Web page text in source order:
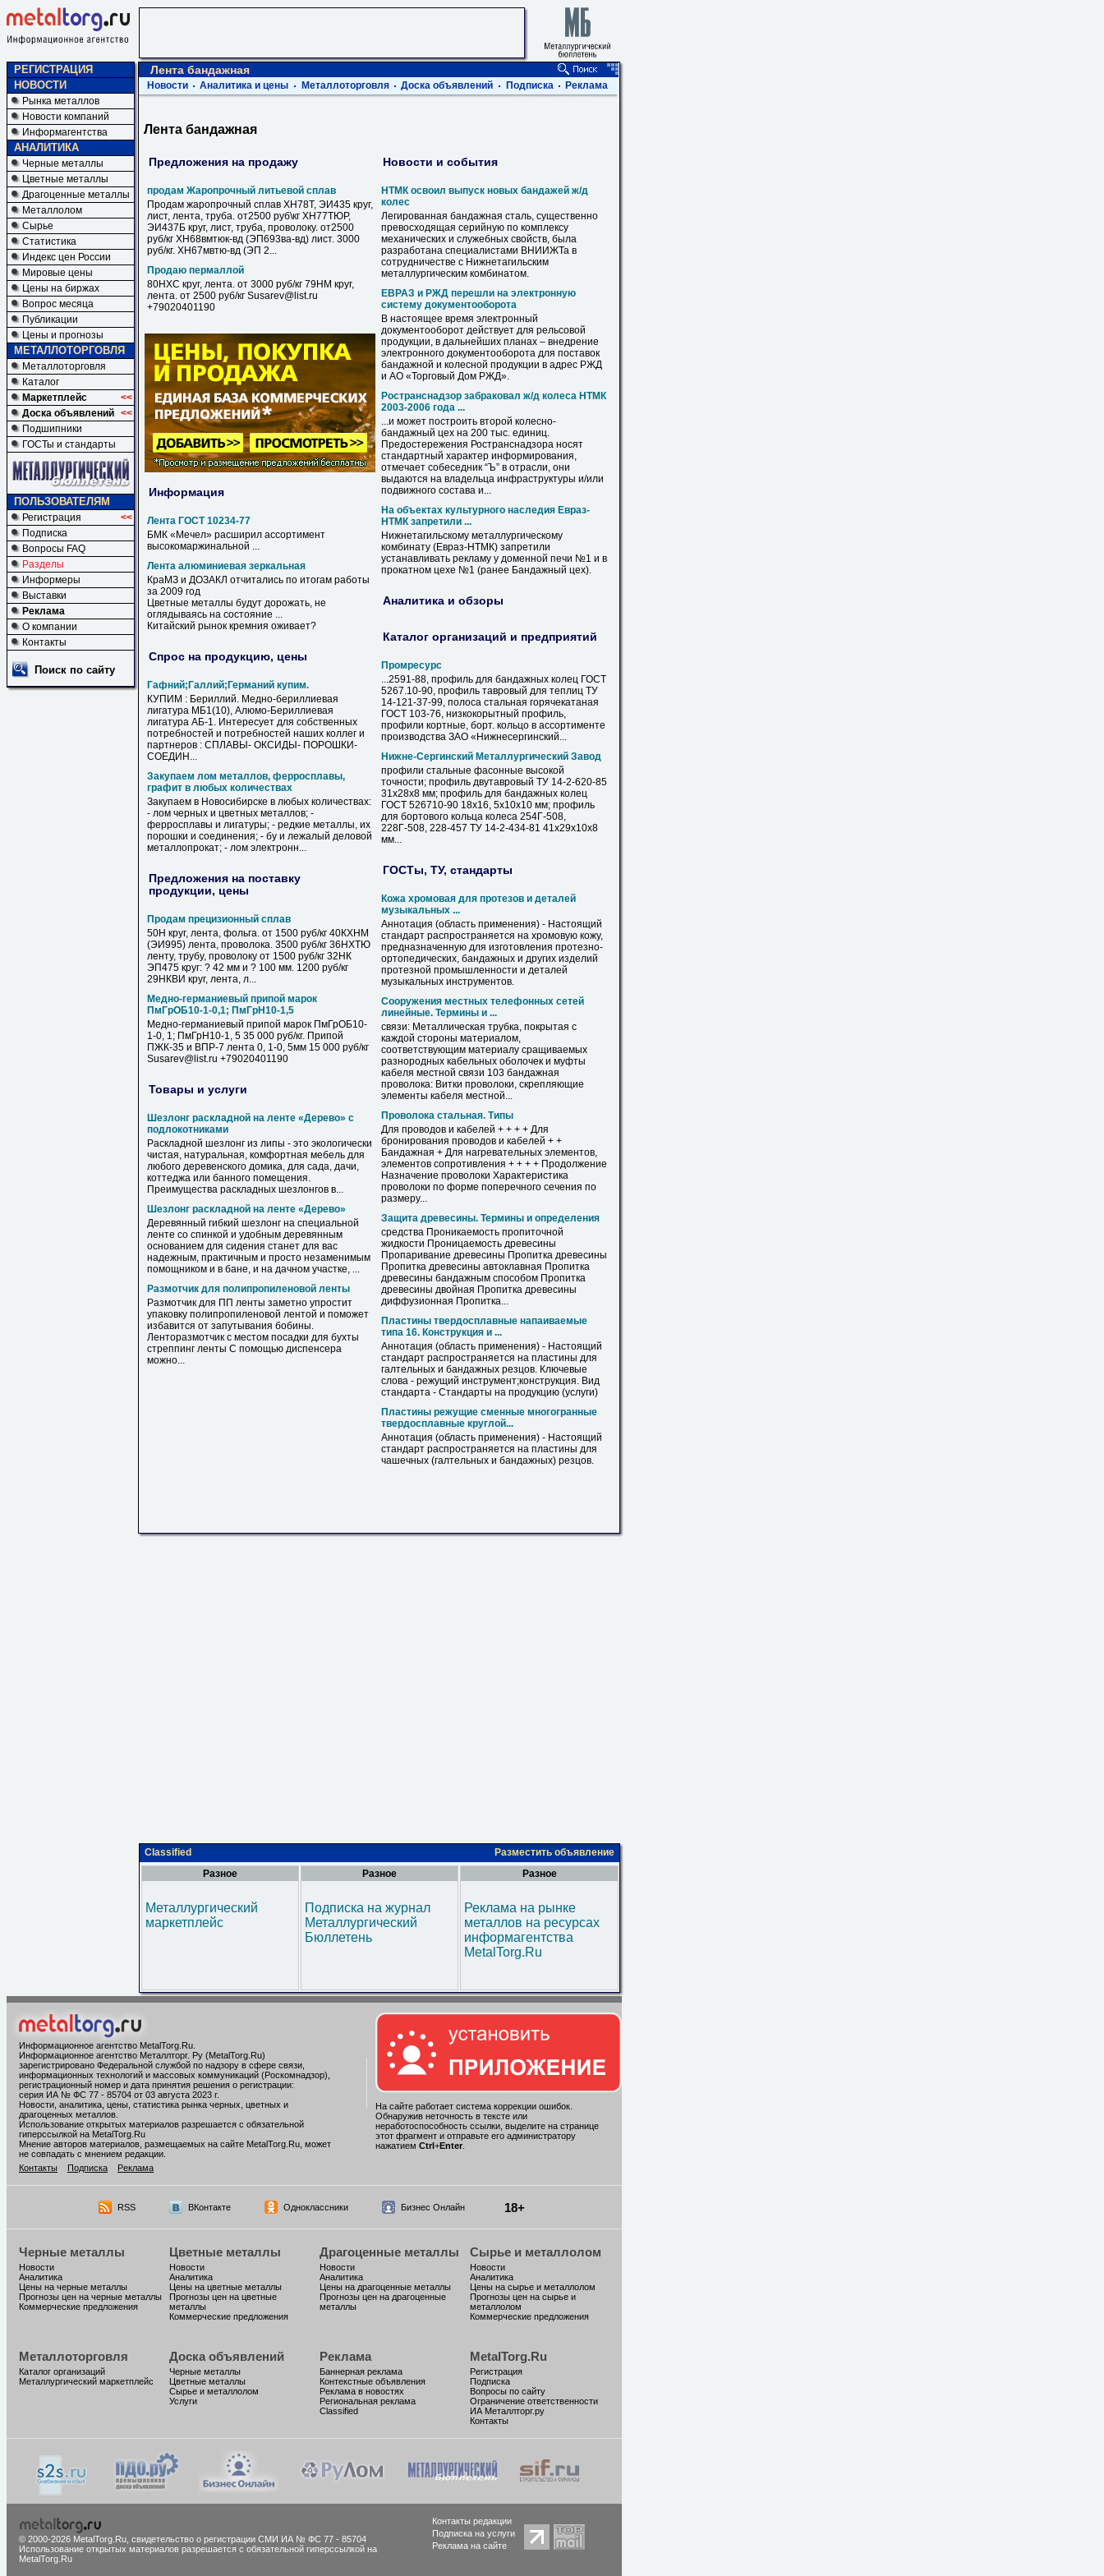
РЕГИСТРАЦИЯ
НОВОСТИ
Рынка металлов
Новости компаний
Информагентства
АНАЛИТИКА
Черные металлы
Цветные металлы
Драгоценные металлы
Металлолом
Сырье
Статистика
Индекс цен России
Мировые цены
Цены на биржах
Вопрос месяца
Публикации
Цены и прогнозы
МЕТАЛЛОТОРГОВЛЯ
Металлоторговля
Каталог
Маркетплейс
<<
Доска объявлений <<
Подшипники
ГОСТы и стандарты
ПОЛЬЗОВАТЕЛЯМ
Регистрация
<<
Подписка
Вопросы FAQ
Разделы
Информеры
Выставки
Реклама
О компании
Контакты
Поиск по сайту
Лента бандажная
Новости Аналитика и цены Металлоторговля Доска объявлений Подписка Реклама
Лента бандажная
Предложения на продажу
продам Жаропрочный литьевой сплав
Продам жаропрочный сплав ХН78Т, ЭИ435 круг,
лист, лента, труба. от2500 руб\кг ХН77ТЮР,
ЭИ437Б круг, лист, труба, проволоку. от2500
руб/кг ХН68вмтюк-вд (ЭП693ва-вд) лист. 3000
руб/кг. ХН67мвтю-вд (ЭП 2...
Продаю пермаллой
80НХС круг, лента. от 3000 руб/кг 79НМ круг,
лента. от 2500 руб/кг Susarev@list.ru
+79020401190
Информация
Лента ГОСТ 10234-77
БМК «Мечел» расширил ассортимент
высокомаржинальной ...
Лента алюминиевая зеркальная
КраМЗ и ДОЗАКЛ отчитались по итогам работы
за 2009 год
Цветные металлы будут дорожать, не
оглядываясь на состояние ...
Китайский рынок кремния оживает?
Спрос на продукцию, цены
Гафний;Галлий;Германий купим.
КУПИМ : Бериллий. Медно-бериллиевая
лигатура МБ1(10), Алюмо-Бериллиевая
лигатура АБ-1. Интересует для собственных
потребностей и потребностей наших коллег и
партнеров : СПЛАВЫ- ОКСИДЫ- ПОРОШКИ-
СОЕДИН...
Закупаем лом металлов, ферросплавы,
графит в любых количествах
Закупаем в Новосибирске в любых количествах:
- лом черных и цветных металлов; -
ферросплавы и лигатуры; - редкие металлы, их
порошки и соединения; - бу и лежалый деловой
металлопрокат; - лом электронн...
Предложения на поставку
продукции, цены
Продам прецизионный сплав
50Н круг, лента, фольга. от 1500 руб/кг 40КХНМ
(ЭИ995) лента, проволока. 3500 руб/кг 36НХТЮ
ленту, трубу, проволоку от 1500 руб/кг 32НК
ЭП475 круг: ? 42 мм и ? 100 мм. 1200 руб/кг
29НКВИ круг, лента, л...
Медно-германиевый припой марок
ПмГрОБ10-1-0,1; ПмГрН10-1,5
Медно-германиевый припой марок ПмГрОБ10-
1-0, 1; ПмГрН10-1, 5 35 000 руб/кг. Припой
ПЖК-35 и ВПР-7 лента 0, 1-0, 5мм 15 000 руб/кг
Susarev@list.ru +79020401190
Товары и услуги
Шезлонг раскладной на ленте «Дерево» с
подлокотниками
Раскладной шезлонг из липы - это экологически
чистая, натуральная, комфортная мебель для
любого деревенского домика, для сада, дачи,
коттеджа или банного помещения.
Преимущества раскладных шезлонгов в...
Шезлонг раскладной на ленте «Дерево»
Деревянный гибкий шезлонг на специальной
ленте со спинкой и удобным деревянным
основанием для сидения станет для вас
надежным, практичным и просто незаменимым
помощником и в бане, и на дачном участке, ...
Размотчик для полипропиленовой ленты
Размотчик для ПП ленты заметно упростит
упаковку полипропиленовой лентой и поможет
избавится от запутывания бобины.
Ленторазмотчик с местом посадки для бухты
стреппинг ленты С помощью диспенсера
можно...
Новости и события
НТМК освоил выпуск новых бандажей ж/д
колес
Легированная бандажная сталь, существенно
превосходящая серийную по комплексу
механических и служебных свойств, была
разработана специалистами ВНИИЖТа в
сотрудничестве с Нижнетагильским
металлургическим комбинатом.
ЕВРАЗ и РЖД перешли на электронную
систему документооборота
В настоящее время электронный
документооборот действует для рельсовой
продукции, в дальнейших планах – внедрение
электронного документооборота для поставок
бандажной и колесной продукции в адрес РЖД
и АО «Торговый Дом РЖД».
Ространснадзор забраковал ж/д колеса НТМК
2003-2006 года ...
...и может построить второй колесно-
бандажный цех на 200 тыс. единиц.
Предостережения Ространснадзора носят
стандартный характер информирования,
отмечает собеседник “Ъ” в отрасли, они
выдаются на владельца инфраструктуры и/или
подвижного состава и...
На объектах культурного наследия Евраз-
НТМК запретили ...
Нижнетагильскому металлургическому
комбинату (Евраз-НТМК) запретили
устанавливать рекламу у доменной печи №1 и в
прокатном цехе №1 (ранее Бандажный цех).
Аналитика и обзоры
Каталог организаций и предприятий
Промресурс
...2591-88, профиль для бандажных колец ГОСТ
5267.10-90, профиль тавровый для теплиц ТУ
14-121-37-99, полоса стальная горячекатаная
ГОСТ 103-76, низкокорытный профиль,
профили кортные, борт. кольцо в ассортименте
производства ЗАО «Нижнесергинский...
Нижне-Сергинский Металлургический Завод
профили стальные фасонные высокой
точности; профиль двутавровый ТУ 14-2-620-85
31х28х8 мм; профиль для бандажных колец
ГОСТ 526710-90 18х16, 5х10х10 мм; профиль
для бортового кольца колеса 254Г-508,
228Г-508, 228-457 ТУ 14-2-434-81 41х29х10х8
мм...
ГОСТы, ТУ, стандарты
Кожа хромовая для протезов и деталей
музыкальных ...
Аннотация (область применения) - Настоящий
стандарт распространяется на хромовую кожу,
предназначенную для изготовления протезно-
ортопедических, бандажных и других изделий
протезной промышленности и деталей
музыкальных инструментов.
Сооружения местных телефонных сетей
линейные. Термины и ...
связи: Металлическая трубка, покрытая с
каждой стороны материалом,
соответствующим материалу сращиваемых
разнородных кабельных оболочек и муфты
кабеля местной связи 103 бандажная
проволока: Витки проволоки, скрепляющие
элементы кабеля местной...
Проволока стальная. Типы
Для проводов и кабелей + + + + Для
бронирования проводов и кабелей + +
Бандажная + Для нагревательных элементов,
элементов сопротивления + + + + Продолжение
Назначение проволоки Характеристика
проволоки по форме поперечного сечения по
размеру...
Защита древесины. Термины и определения
средства Проникаемость пропиточной
жидкости Проницаемость древесины
Пропаривание древесины Пропитка древесины
Пропитка древесины автоклавная Пропитка
древесины бандажным способом Пропитка
древесины двойная Пропитка древесины
диффузионная Пропитка...
Пластины твердосплавные напаиваемые
типа 16. Конструкция и ...
Аннотация (область применения) - Настоящий
стандарт распространяется на пластины для
галтельных и бандажных резцов. Ключевые
слова - режущий инструмент;конструкция. Вид
стандарта - Стандарты на продукцию (услуги)
Пластины режущие сменные многогранные
твердосплавные круглой...
Аннотация (область применения) - Настоящий
стандарт распространяется на пластины для
чашечных (галтельных и бандажных) резцов.
Classified
Разместить объявление
Разное
Металлургический
маркетплейс
Разное
Подписка на журнал
Металлургический
Бюллетень
Разное
Реклама на рынке
металлов на ресурсах
информагентства
MetalTorg.Ru
Информационное агентство MetalTorg.Ru
Информационное агентство Металлторг. Ру (MetalTorg.Ru)
зарегистрировано Федеральной службой по надзору в сфере связи,
информационных технологий и массовых коммуникаций (Роскомнадзор),
регистрационный номер и дата принятия решения о регистрации:
серия ИА № ФС 77 - 85704 от 03 августа 2023 г.
Новости, аналитика, цены, статистика рынка черных, цветных и
драгоценных металлов.
Использование открытых материалов разрешается с обязательной
гиперссылкой на MetalTorg.Ru
Мнение авторов материалов, размещаемых на сайте MetalTorg.Ru, может
не совпадать с мнением редакции.
Контакты
Подписка Реклама
На сайте работает система коррекции ошибок.
Обнаружив неточность в тексте или
неработоспособность ссылки, выделите на странице
этот фрагмент и отправьте его администратору
нажатием Ctrl +Enter.
RSS ВКонтакте Одноклассники Бизнес Онлайн 18+
Черные металлы
Новости
Аналитика
Цены на черные металлы
Прогнозы цен на черные металлы
Коммерческие предложения
Цветные металлы
Новости
Аналитика
Цены на цветные металлы
Прогнозы цен на цветные
металлы
Коммерческие предложения
Драгоценные металлы
Новости
Аналитика
Цены на драгоценные металлы
Прогнозы цен на драгоценные
металлы
Сырье и металлолом
Новости
Аналитика
Цены на сырье и металлолом
Прогнозы цен на сырье и
металлолом
Коммерческие предложения
Металлоторговля
Каталог организаций
Металлургический маркетплейс
Доска объявлений
Черные металлы
Цветные металлы
Сырье и металлолом
Услуги
Реклама
Баннерная реклама
Контекстные объявления
Реклама в новостях
Региональная реклама
Classified
MetalTorg.Ru
Регистрация
Подписка
Вопросы по сайту
Ограничение ответственности
ИА Металлторг.ру
Контакты
© 2000-2026 MetalTorg.Ru, cвидетельство о регистрации СМИ ИА № ФС 77 - 85704
Использование открытых материалов разрешается с обязательной гиперссылкой на
MetalTorg.Ru
Контакты редакции
Подписка на услуги
Реклама на сайте